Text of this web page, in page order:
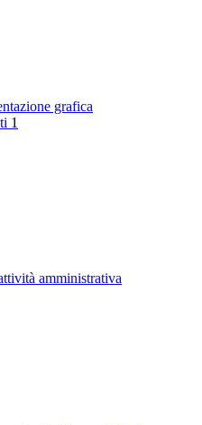
grafica
1
amministrativa